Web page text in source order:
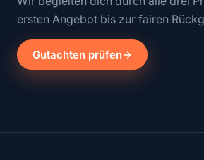
ersten Angebot bis zur fairen
Gutachten prüfen